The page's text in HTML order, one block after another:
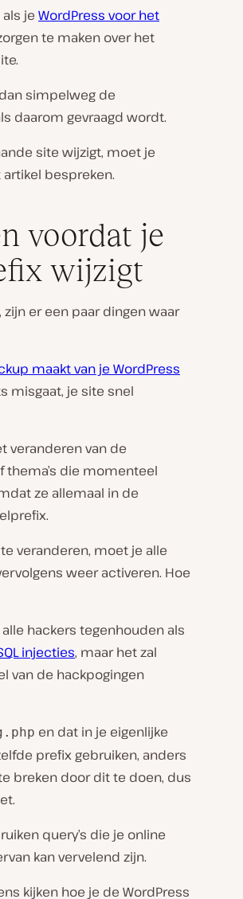
je WordPress voor het
te maken over het
simpelweg de
daarom gevraagd wordt.
site wijzigt, moet je
bespreken.
voordat je
wijzigt
er een paar dingen waar
maakt van je WordPress
misgaat, je site snel
veranderen van de
thema’s die momenteel
ze allemaal in de
veranderen, moet je alle
weer activeren. Hoe
hackers tegenhouden als
injecties, maar het zal
van de hackpogingen
en dat in je eigenlijke
prefix gebruiken, anders
breken door dit te doen, dus
query’s die je online
kan vervelend zijn.
kijken hoe je de WordPress